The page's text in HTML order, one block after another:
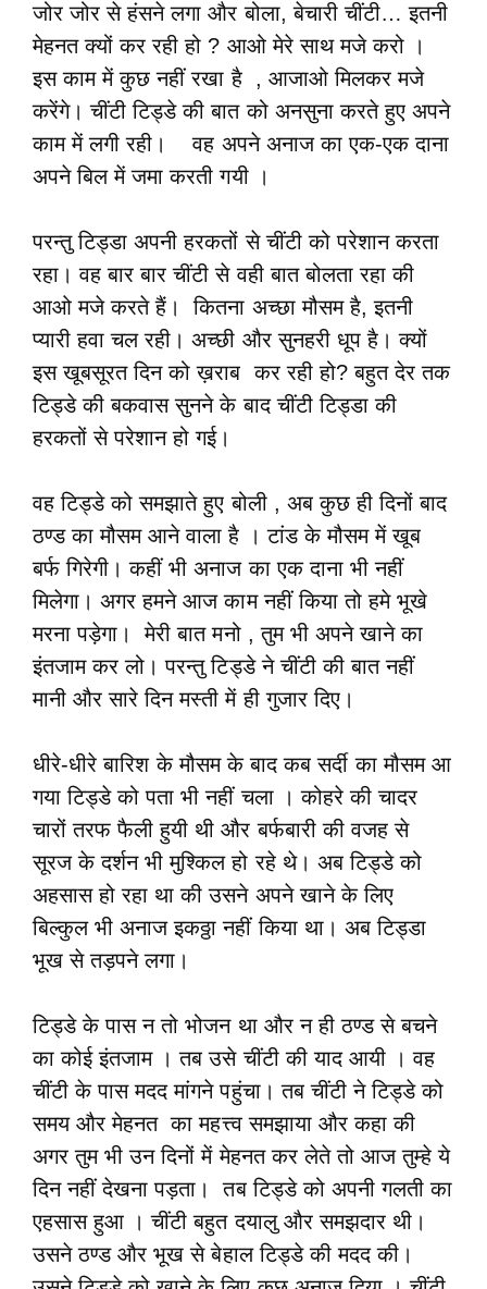
जोर जोर से हंसने लगा और बोला, बेचारी चींटी… इतनी
मेहनत क्यों कर रही हो ? आओ मेरे साथ मजे करो ।
इस काम में कुछ नहीं रखा है , आजाओ मिलकर मजे
करेंगे। चींटी टिड्डे की बात को अनसुना करते हुए अपने
काम में लगी रही। वह अपने अनाज का एक-एक दाना
अपने बिल में जमा करती गयी ।
परन्तु टिड्डा अपनी हरकतों से चींटी को परेशान करता
रहा। वह बार बार चींटी से वही बात बोलता रहा की
आओ मजे करते हैं। कितना अच्छा मौसम है, इतनी
प्यारी हवा चल रही। अच्छी और सुनहरी धूप है। क्यों
इस खूबसूरत दिन को ख़राब कर रही हो? बहुत देर तक
टिड्डे की बकवास सुनने के बाद चींटी टिड्डा की
हरकतों से परेशान हो गई।
वह टिड्डे को समझाते हुए बोली , अब कुछ ही दिनों बाद
ठण्ड का मौसम आने वाला है । टांड के मौसम में खूब
बर्फ गिरेगी। कहीं भी अनाज का एक दाना भी नहीं
मिलेगा। अगर हमने आज काम नहीं किया तो हमे भूखे
मरना पड़ेगा। मेरी बात मनो , तुम भी अपने खाने का
इंतजाम कर लो। परन्तु टिड्डे ने चींटी की बात नहीं
मानी और सारे दिन मस्ती में ही गुजार दिए।
धीरे-धीरे बारिश के मौसम के बाद कब सर्दी का मौसम आ
गया टिड्डे को पता भी नहीं चला । कोहरे की चादर
चारों तरफ फैली हुयी थी और बर्फबारी की वजह से
सूरज के दर्शन भी मुश्किल हो रहे थे। अब टिड्डे को
अहसास हो रहा था की उसने अपने खाने के लिए
बिल्कुल भी अनाज इकठ्ठा नहीं किया था। अब टिड्डा
भूख से तड़पने लगा।
टिड्डे के पास न तो भोजन था और न ही ठण्ड से बचने
का कोई इंतजाम । तब उसे चींटी की याद आयी । वह
चींटी के पास मदद मांगने पहुंचा। तब चींटी ने टिड्डे को
समय और मेहनत का महत्त्व समझाया और कहा की
अगर तुम भी उन दिनों में मेहनत कर लेते तो आज तुम्हे ये
दिन नहीं देखना पड़ता। तब टिड्डे को अपनी गलती का
एहसास हुआ । चींटी बहुत दयालु और समझदार थी।
उसने ठण्ड और भूख से बेहाल टिड्डे की मदद की।